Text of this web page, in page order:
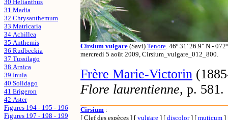
30 Helianthus
31 Madia
32 Chrysanthemum
33 Matricaria
34 Achillea
35 Anthemis
36 Rudbeckia
37 Tussilago
38 Arnica
39 Inula
40 Solidago
41 Erigeron
42 Aster
Figures 194 - 195 - 196
Figures 197 - 198 - 199
Cirsium vulgare (Savi) Tenore . 46º 31' 26.9" N -
mercredi 5 août 2009, Cirsium_vulgare_012_800.
Frère Marie-Victorin
Flore laurentienne, p. 581.
Cirsium :
[ Clef des espèces ] [ vulgare ] [ discolor] [ muticum ]